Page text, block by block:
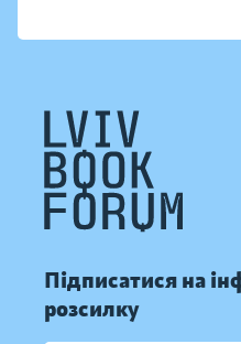
Підписатися на
розсилку